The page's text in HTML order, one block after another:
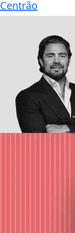
Centrão